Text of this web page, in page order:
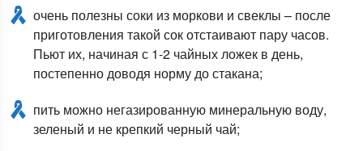
очень полезны соки из моркови и свеклы – после
приготовления такой сок отстаивают пару часов.
Пьют их, начиная с 1-2 чайных ложек в день,
постепенно доводя норму до стакана;
пить можно негазированную минеральную воду,
зеленый и не крепкий черный чай;